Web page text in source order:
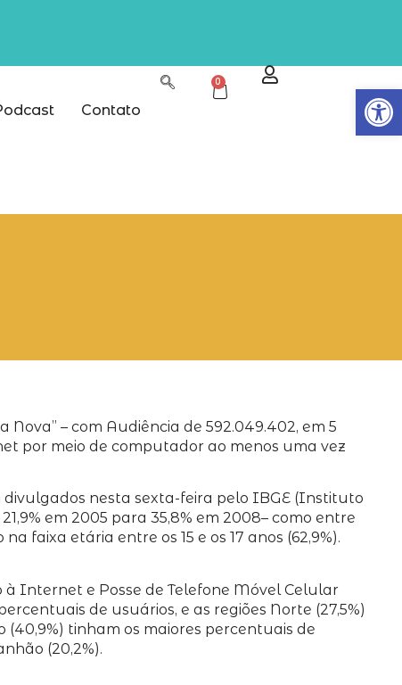
Abrir
Contato
0
– com Audiência de 592.049.402, em 5
por meio de computador ao menos uma vez
divulgados nesta sexta-feira pelo IBGE (Instituto
em 2005 para 35,8% em 2008– como entre
faixa etária entre os 15 e os 17 anos (62,9%).
Internet e Posse de Telefone Móvel Celular
de usuários, e as regiões Norte (27,5%)
(40,9%) tinham os maiores percentuais de
(20,2%).